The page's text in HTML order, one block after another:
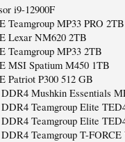
i9-12900F
Teamgroup MP33 PRO 2TB
Lexar NM620 2TB
Teamgroup MP33 2TB
MSI Spatium M450 1TB
Patriot P300 512 GB
Mushkin Essentials
Teamgroup Elite
Teamgroup Elite
Teamgroup T-